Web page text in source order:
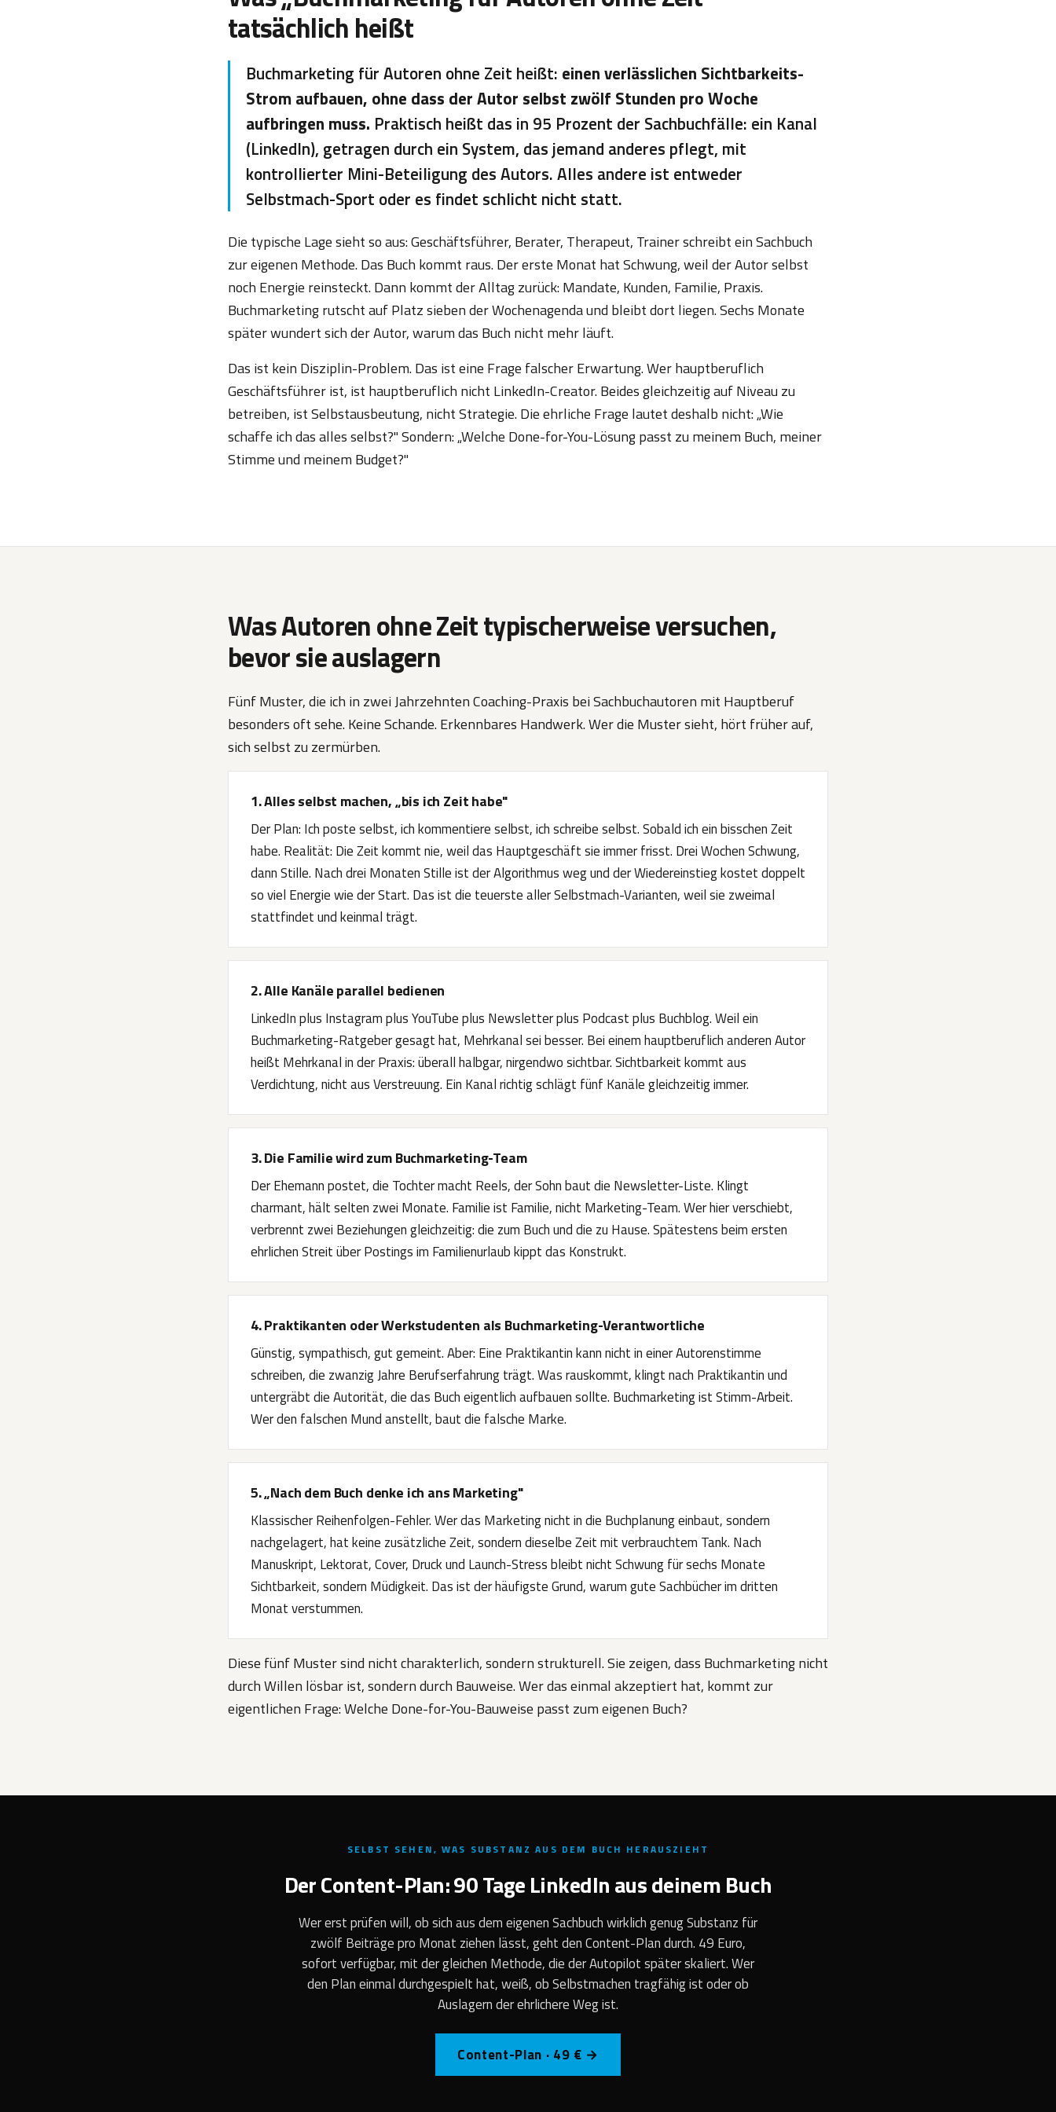
tatsächlich heißt
Buchmarketing für Autoren ohne Zeit heißt: einen verlässlichen Sichtbarkeits-
Strom aufbauen, ohne dass der Autor selbst zwölf Stunden pro Woche
aufbringen muss. Praktisch heißt das in 95 Prozent der Sachbuchfälle: ein Kanal
(LinkedIn), getragen durch ein System, das jemand anderes pflegt, mit
kontrollierter Mini-Beteiligung des Autors. Alles andere ist entweder
Selbstmach-Sport oder es findet schlicht nicht statt.
Die typische Lage sieht so aus: Geschäftsführer, Berater, Therapeut, Trainer schreibt ein Sachbuch
zur eigenen Methode. Das Buch kommt raus. Der erste Monat hat Schwung, weil der Autor selbst
noch Energie reinsteckt. Dann kommt der Alltag zurück: Mandate, Kunden, Familie, Praxis.
Buchmarketing rutscht auf Platz sieben der Wochenagenda und bleibt dort liegen. Sechs Monate
später wundert sich der Autor, warum das Buch nicht mehr läuft.
Das ist kein Disziplin-Problem. Das ist eine Frage falscher Erwartung. Wer hauptberuflich
Geschäftsführer ist, ist hauptberuflich nicht LinkedIn-Creator. Beides gleichzeitig auf Niveau zu
betreiben, ist Selbstausbeutung, nicht Strategie. Die ehrliche Frage lautet deshalb nicht: „Wie
schaffe ich das alles selbst?" Sondern: „Welche Done-for-You-Lösung passt zu meinem Buch, meiner
Stimme und meinem Budget?"
Was Autoren ohne Zeit typischerweise versuchen,
bevor sie auslagern
Fünf Muster, die ich in zwei Jahrzehnten Coaching-Praxis bei Sachbuchautoren mit Hauptberuf
besonders oft sehe. Keine Schande. Erkennbares Handwerk. Wer die Muster sieht, hört früher auf,
sich selbst zu zermürben.
1. Alles selbst machen, „bis ich Zeit habe"
Der Plan: Ich poste selbst, ich kommentiere selbst, ich schreibe selbst. Sobald ich ein bisschen Zeit
habe. Realität: Die Zeit kommt nie, weil das Hauptgeschäft sie immer frisst. Drei Wochen Schwung,
dann Stille. Nach drei Monaten Stille ist der Algorithmus weg und der Wiedereinstieg kostet doppelt
so viel Energie wie der Start. Das ist die teuerste aller Selbstmach-Varianten, weil sie zweimal
stattfindet und keinmal trägt.
2. Alle Kanäle parallel bedienen
LinkedIn plus Instagram plus YouTube plus Newsletter plus Podcast plus Buchblog. Weil ein
Buchmarketing-Ratgeber gesagt hat, Mehrkanal sei besser. Bei einem hauptberuflich anderen Autor
heißt Mehrkanal in der Praxis: überall halbgar, nirgendwo sichtbar. Sichtbarkeit kommt aus
Verdichtung, nicht aus Verstreuung. Ein Kanal richtig schlägt fünf Kanäle gleichzeitig immer.
3. Die Familie wird zum Buchmarketing-Team
Der Ehemann postet, die Tochter macht Reels, der Sohn baut die Newsletter-Liste. Klingt
charmant, hält selten zwei Monate. Familie ist Familie, nicht Marketing-Team. Wer hier verschiebt,
verbrennt zwei Beziehungen gleichzeitig: die zum Buch und die zu Hause. Spätestens beim ersten
ehrlichen Streit über Postings im Familienurlaub kippt das Konstrukt.
4. Praktikanten oder Werkstudenten als Buchmarketing-Verantwortliche
Günstig, sympathisch, gut gemeint. Aber: Eine Praktikantin kann nicht in einer Autorenstimme
schreiben, die zwanzig Jahre Berufserfahrung trägt. Was rauskommt, klingt nach Praktikantin und
untergräbt die Autorität, die das Buch eigentlich aufbauen sollte. Buchmarketing ist Stimm-Arbeit.
Wer den falschen Mund anstellt, baut die falsche Marke.
5. „Nach dem Buch denke ich ans Marketing"
Klassischer Reihenfolgen-Fehler. Wer das Marketing nicht in die Buchplanung einbaut, sondern
nachgelagert, hat keine zusätzliche Zeit, sondern dieselbe Zeit mit verbrauchtem Tank. Nach
Manuskript, Lektorat, Cover, Druck und Launch-Stress bleibt nicht Schwung für sechs Monate
Sichtbarkeit, sondern Müdigkeit. Das ist der häufigste Grund, warum gute Sachbücher im dritten
Monat verstummen.
Diese fünf Muster sind nicht charakterlich, sondern strukturell. Sie zeigen, dass Buchmarketing nicht
durch Willen lösbar ist, sondern durch Bauweise. Wer das einmal akzeptiert hat, kommt zur
eigentlichen Frage: Welche Done-for-You-Bauweise passt zum eigenen Buch?
SELBST SEHEN, WAS SUBSTANZ AUS DEM BUCH HERAUSZIEHT
Der Content-Plan: 90 Tage LinkedIn aus deinem Buch
Wer erst prüfen will, ob sich aus dem eigenen Sachbuch wirklich genug Substanz für
zwölf Beiträge pro Monat ziehen lässt, geht den Content-Plan durch. 49 Euro,
sofort verfügbar, mit der gleichen Methode, die der Autopilot später skaliert. Wer
den Plan einmal durchgespielt hat, weiß, ob Selbstmachen tragfähig ist oder ob
Auslagern der ehrlichere Weg ist.
Content-Plan · 49 € →